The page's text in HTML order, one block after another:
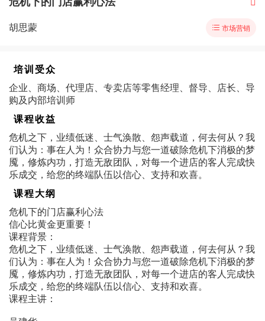
胡思蒙  市场营销
培训受众
企业、商场、代理店、专卖店等零售经理、督导、店长、导
购及内部培训师
课程收益
危机之下，业绩低迷、士气涣散、怨声载道，何去何从？我
们认为：事在人为！众合协力与您一道破除危机下消极的梦
魇，修炼内功，打造无敌团队，对每一个进店的客人完成快
乐成交，给您的终端队伍以信心、支持和欢喜。
课程大纲
危机下的门店赢利心法
信心比黄金更重要！
课程背景：
危机之下，业绩低迷、士气涣散、怨声载道，何去何从？我
们认为：事在人为！众合协力与您一道破除危机下消极的梦
魇，修炼内功，打造无敌团队，对每一个进店的客人完成快
乐成交，给您的终端队伍以信心、支持和欢喜。
课程主讲：